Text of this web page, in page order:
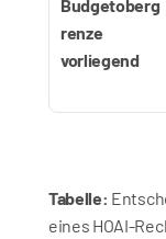
Budgetoberg
renze
vorliegend
Tabelle:
eines HOAI-